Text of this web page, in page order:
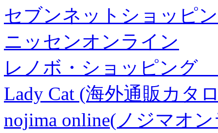
セブンネットショッピ
ニッセンオンライン
レノボ・ショッピング
Lady Cat (海外通販カタ
nojima online(ノジマオ